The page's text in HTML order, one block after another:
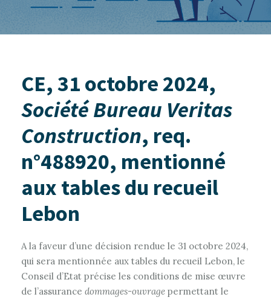
CE, 31 octobre 2024,
Société Bureau Veritas
Construction, req.
n°488920, mentionné
aux tables du recueil
Lebon
A la faveur d’une décision rendue le 31 octobre 2024,
qui sera mentionnée aux tables du recueil Lebon, le
Conseil d’Etat précise les conditions de mise œuvre
de l’assurance dommages-ouvrage permettant le